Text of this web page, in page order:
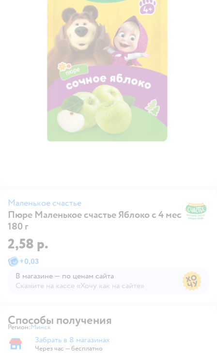
Маленькое счастье
Пюре Маленькое счастье Яблоко с 4 мес
180 г
2,58 р.
+0,03
В магазине — по ценам сайта
Скажите на кассе «Хочу как на сайте»
Способы получения
Регион: Выбор адреса доставки.
Минск
Забрать в магазине
Забрать в 8 магазинах
Через час — бесплатно